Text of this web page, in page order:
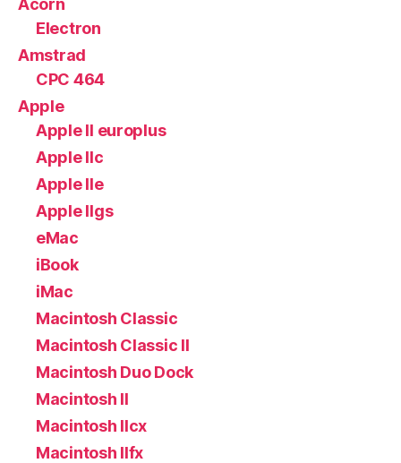
Electron
Amstrad
CPC 464
Apple
Apple II europlus
Apple IIc
Apple IIe
Apple IIgs
eMac
iBook
iMac
Macintosh Classic
Macintosh Classic II
Macintosh Duo Dock
Macintosh II
Macintosh IIcx
Macintosh IIfx